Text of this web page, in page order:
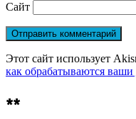
Сайт
Этот сайт использует
как обрабатываются
**